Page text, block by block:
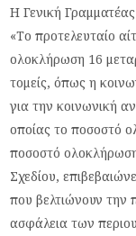
Η Γενική
«Το προτελευταίο
ολοκλήρωση 16
τομείς, όπως η
για την κοινωνική
οποίας το ποσοστό
ποσοστό
Σχεδίου,
που βελτιώνουν την
ασφάλεια των